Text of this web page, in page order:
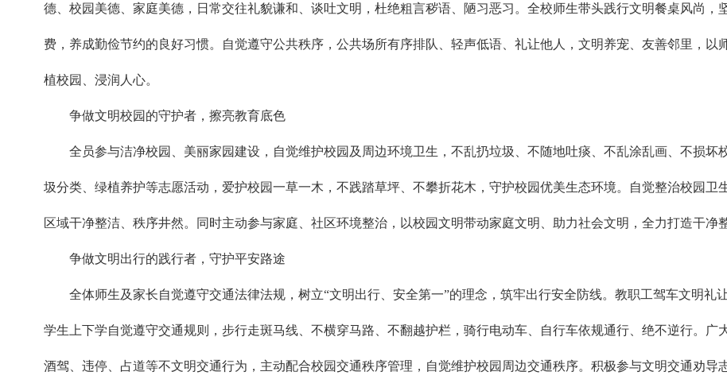
德、校园美德、家庭美德，日常交往礼貌谦和、谈吐文明，杜绝粗言秽语、陋习恶习。全校师生带头践行文明餐桌风尚，
费，养成勤俭节约的良好习惯。自觉遵守公共秩序，公共场所有序排队、轻声低语、礼让他人，文明养宠、友善邻里，
植校园、浸润人心。
争做文明校园的守护者，擦亮教育底色
全员参与洁净校园、美丽家园建设，自觉维护校园及周边环境卫生，不乱扔垃圾、不随地吐痰、不乱涂乱画、不损
圾分类、绿植养护等志愿活动，爱护校园一草一木，不践踏草坪、不攀折花木，守护校园优美生态环境。自觉整治校园
区域干净整洁、秩序井然。同时主动参与家庭、社区环境整治，以校园文明带动家庭文明、助力社会文明，全力打造干净
争做文明出行的践行者，守护平安路途
全体师生及家长自觉遵守交通法律法规，树立“文明出行、安全第一”的理念，筑牢出行安全防线。教职工驾车文明礼
学生上下学自觉遵守交通规则，步行走斑马线、不横穿马路、不翻越护栏，骑行电动车、自行车依规通行、绝不逆行。
酒驾、违停、占道等不文明交通行为，主动配合校园交通秩序管理，自觉维护校园周边交通秩序。积极参与文明交通劝